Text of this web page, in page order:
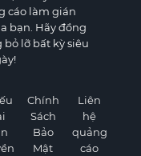
cáo làm gián
bạn. Hãy đồng
lỡ bất kỳ siêu
Chính
Sách
Bảo
Mật
Liên
hệ
quảng
cáo